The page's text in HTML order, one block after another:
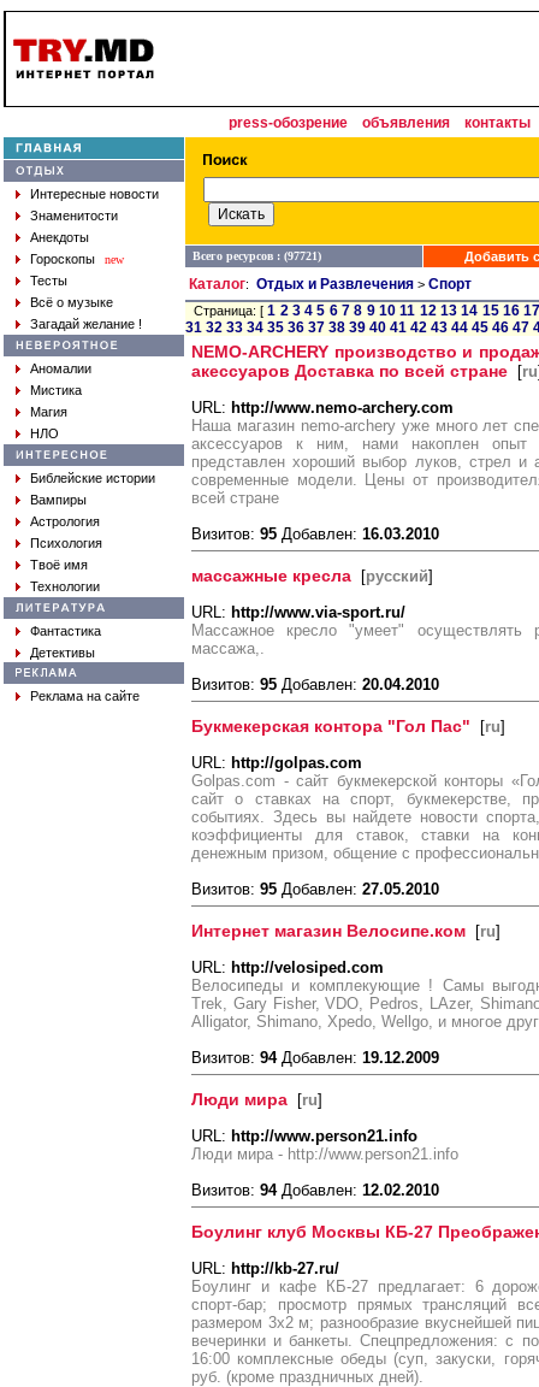
press-обозрение объявления контакты
Интересные новости
Знаменитости
Анекдоты
Гороскопы
new
Тесты
Всё о музыке
Загадай желание !
Аномалии
Мистика
Магия
НЛО
Библейские истории
Вампиры
Астрология
Психология
Твоё имя
Технологии
Фантастика
Детективы
Реклама на сайте
Всего ресурсов : (97721) Добавить
Каталог: Отдых и Развлечения > Спорт
Страница: [1 2 3 4 5 6 7 8 9 10 11 12 13 14 15 16
31 32 33 34 35 36 37 38 39 40 41 42 43 44 45 46 47
NEMO-ARCHERY производство и
акессуаров Доставка по всей стране [ru
URL: http://www.nemo-archery.com
Наша магазин nemo-archery уже много лет
аксессуаров к ним, нами накоплен
представлен хороший выбор луков, стрел и
современные модели. Цены от
всей стране
Визитов: 95 Добавлен: 16.03.2010
массажные кресла [русский]
URL: http://www.via-sport.ru/
Массажное кресло "умеет" осуществлять
массажа,.
Визитов: 95 Добавлен: 20.04.2010
Букмекерская контора "Гол Пас" [ru]
URL: http://golpas.com
Golpas.com - сайт букмекерской конторы
сайт о ставках на спорт, букмекерстве,
событиях. Здесь вы найдете новости
коэффициенты для ставок, ставки на
денежным призом, общение с
Визитов: 95 Добавлен: 27.05.2010
Интернет магазин Велосипе.ком [ru]
URL: http://velosiped.com
Велосипеды и комплекующие ! Самы
Trek, Gary Fisher, VDO, Pedros, LAzer,
Alligator, Shimano, Xpedo, Wellgo, и многое
Визитов: 94Добавлен: 19.12.2009
Люди мира [ru]
URL: http://www.person21.info
Люди мира - http://www.person21.info
Визитов: 94Добавлен: 12.02.2010
Боулинг клуб Москвы КБ-27
URL: http://kb-27.ru/
Боулинг и кафе КБ-27 предлагает: 6
спорт-бар; просмотр прямых трансляций
размером 3х2 м; разнообразие вкуснейшей
вечеринки и банкеты. Cпецпредложения: с
16:00 комплексные обеды (суп, закуски,
руб. (кроме праздничных дней).